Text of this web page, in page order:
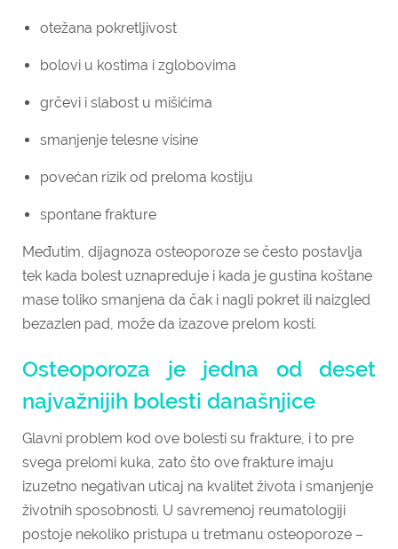
otežana pokretljivost
bolovi u kostima i zglobovima
grčevi i slabost u mišićima
smanjenje telesne visine
povećan rizik od preloma kostiju
spontane frakture
Međutim, dijagnoza osteoporoze se često postavlja
tek kada bolest uznapreduje i kada je gustina koštane
mase toliko smanjena da čak i nagli pokret ili naizgled
bezazlen pad, može da izazove prelom kosti.
Osteoporoza je jedna od deset
najvažnijih bolesti današnjice
Glavni problem kod ove bolesti su frakture, i to pre
svega prelomi kuka, zato što ove frakture imaju
izuzetno negativan uticaj na kvalitet života i smanjenje
životnih sposobnosti. U savremenoj reumatologiji
postoje nekoliko pristupa u tretmanu osteoporoze –